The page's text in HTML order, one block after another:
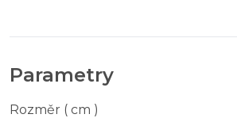
Parametry
Rozměr ( cm )